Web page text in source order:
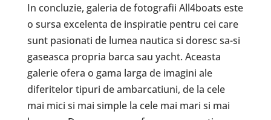
In concluzie, galeria de fotografii All4boats este
o sursa excelenta de inspiratie pentru cei care
sunt pasionati de lumea nautica si doresc sa-si
gaseasca propria barca sau yacht. Aceasta
galerie ofera o gama larga de imagini ale
diferitelor tipuri de ambarcatiuni, de la cele
mai mici si mai simple la cele mai mari si mai